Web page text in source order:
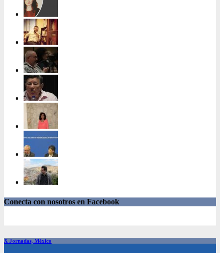
Conecta con nosotros en Facebook
X Jornadas, México